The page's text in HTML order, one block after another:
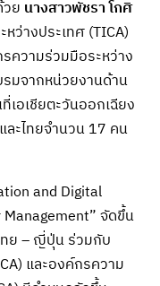
ย นางสาวพัชรา โกศิ
ว่างประเทศ (TICA)
ความร่วมมือระหว่าง
มจากหน่วยงานด้าน
เอเชียตะวันออกเฉียง
ละไทยจำนวน 17 คน
and Digital
จัดขึ้น
ทย – ญี่ปุ่น ร่วมกับ
และองค์กรความ